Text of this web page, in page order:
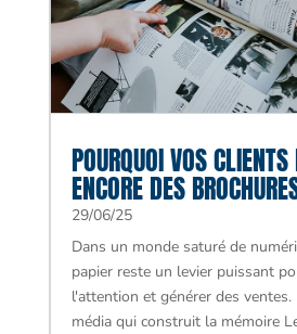
POURQUOI VOS
ENCORE DES
29/06/25
Dans un monde saturé de
papier reste un levier puissant
l'attention et générer des ventes.
média qui construit la mémoire